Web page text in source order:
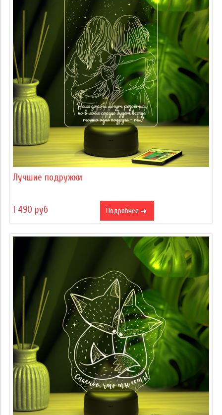
Лучшие подружки
1 490 руб Подробнее